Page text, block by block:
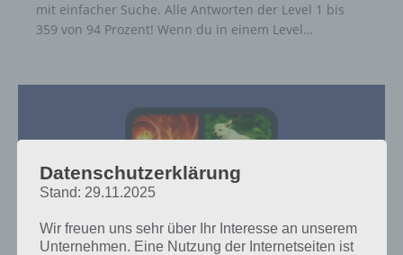
mit einfacher Suche. Alle Antworten der Level 1 bis
359 von 94 Prozent! Wenn du in einem Level…
Datenschutzerklärung
Stand: 29.11.2025
Wir freuen uns sehr über Ihr Interesse an unserem
Unternehmen. Eine Nutzung der Internetseiten ist